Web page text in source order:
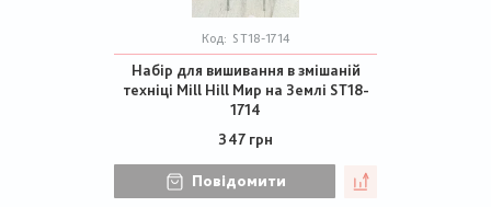
Код: ST18-1714
Набір для вишивання в змішаній
техніці Mill Hill Мир на Землі ST18-
1714
347 грн
Повідомити